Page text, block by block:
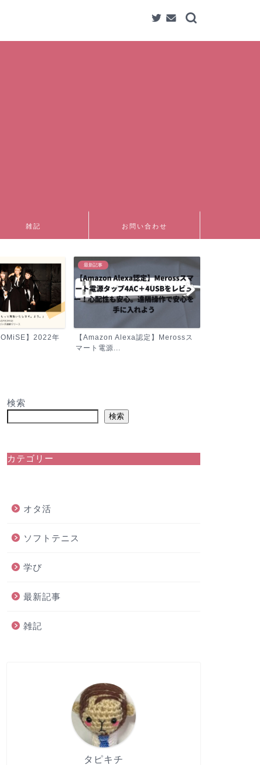
雑記 お問い合わせ
】2022年
最新記事
【Amazon Alexa認定】Merossス
マート電源...
検索
検索
カテゴリー
オタ活
ソフトテニス
学び
最新記事
雑記
タピキチ